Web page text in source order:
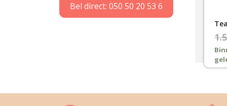
Bel direct: 050 50 20 53 6
is: